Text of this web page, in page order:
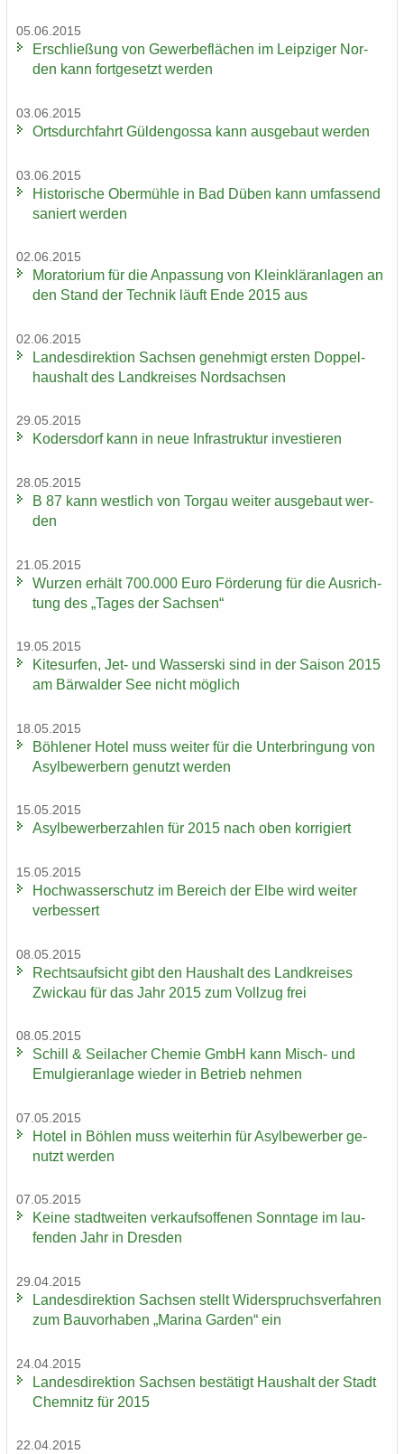
05.06.2015
Er­schlie­ßung von Ge­wer­be­flä­chen im Leip­zi­ger Nor­
den kann fort­ge­setzt wer­den
03.06.2015
Orts­durch­fahrt Gül­den­gos­sa kann aus­ge­baut wer­den
03.06.2015
His­to­ri­sche Ober­müh­le in Bad Düben kann um­fas­send
sa­niert wer­den
02.06.2015
Mo­ra­to­ri­um für die An­pas­sung von Klein­klär­an­la­gen an
den Stand der Tech­nik läuft Ende 2015 aus
02.06.2015
Lan­des­di­rek­ti­on Sach­sen ge­neh­migt ers­ten Dop­pel­
haus­halt des Land­krei­ses Nord­sach­sen
29.05.2015
Ko­ders­dorf kann in neue In­fra­struk­tur in­ves­tie­ren
28.05.2015
B 87 kann west­lich von Tor­gau wei­ter aus­ge­baut wer­
den
21.05.2015
Wur­zen er­hält 700.000 Euro För­de­rung für die Aus­rich­
tung des „Tages der Sach­sen“
19.05.2015
Ki­te­sur­fen, Jet- und Was­ser­ski sind in der Sai­son 2015
am Bär­wal­der See nicht mög­lich
18.05.2015
Böh­le­ner Hotel muss wei­ter für die Un­ter­brin­gung von
Asyl­be­wer­bern ge­nutzt wer­den
15.05.2015
Asyl­be­wer­ber­zah­len für 2015 nach oben kor­ri­giert
15.05.2015
Hoch­was­ser­schutz im Be­reich der Elbe wird wei­ter
ver­bes­sert
08.05.2015
Rechts­auf­sicht gibt den Haus­halt des Land­krei­ses
Zwi­ckau für das Jahr 2015 zum Voll­zug frei
08.05.2015
Schill & Seil­a­cher Che­mie GmbH kann Misch-​ und
Emul­gier­an­la­ge wie­der in Be­trieb neh­men
07.05.2015
Hotel in Böh­len muss wei­ter­hin für Asyl­be­wer­ber ge­
nutzt wer­den
07.05.2015
Keine stadt­wei­ten ver­kaufs­of­fe­nen Sonn­ta­ge im lau­
fen­den Jahr in Dres­den
29.04.2015
Lan­des­di­rek­ti­on Sach­sen stellt Wi­der­spruchs­ver­fah­ren
zum Bau­vor­ha­ben „Ma­ri­na Gar­den“ ein
24.04.2015
Lan­des­di­rek­ti­on Sach­sen be­stä­tigt Haus­halt der Stadt
Chem­nitz für 2015
22.04.2015